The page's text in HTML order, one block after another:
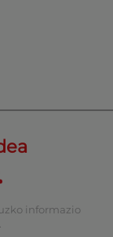
informazio